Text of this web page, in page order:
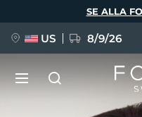
SE ALLA
US 8/9/26